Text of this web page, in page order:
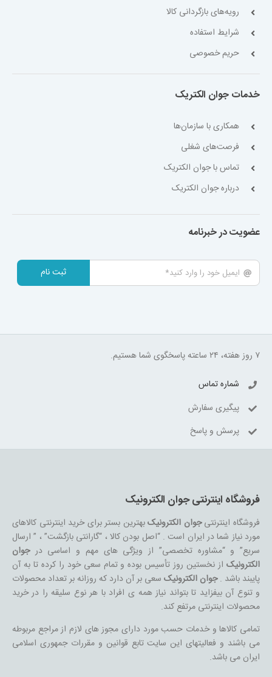
رویه‌های بازگردانی کالا
شرایط استفاده
حریم خصوصی
خدمات جوان الکتریک
همکاری با سازمان‌ها
فرصت‌های شغلی
تماس با جوان الکتریک
درباره جوان الکتریک
عضویت در خبرنامه
ثبت نام
۷ روز هفته، ۲۴ ساعته پاسخگوی شما هستیم.
شماره تماس
پیگیری سفارش
پرسش و پاسخ
فروشگاه اینترنتی جوان الکترونیک
فروشگاه اینترنتیجوان الکترونیکبهترین بستر برای خرید اینترنتی کالاهای
مورد نیاز شما در ایران است . “اصل بودن کالا ، “گارانتی بازگشت” ، ” ارسال
سریع” و “مشاوره تخصصی” از ویژگی های مهم و اساسی درجوان
الکترونیکاز نخستین روز تأسیس بوده و تمام سعی خود را کرده تا به آن
پایبند باشد .جوان الکترونیکسعی بر آن دارد که روزانه بر تعداد محصولات
و تنوع آن بیفزاید تا بتواند نیاز همه ی افراد با هر نوع سلیقه را در خرید
محصولات اینترنتی مرتفع کند.
تمامی کالاها و خدمات حسب مورد دارای مجوز های لازم از مراجع مربوطه
می باشند و فعالیتهای این سایت تابع قوانین و مقررات جمهوری اسلامی
ایران می باشد.